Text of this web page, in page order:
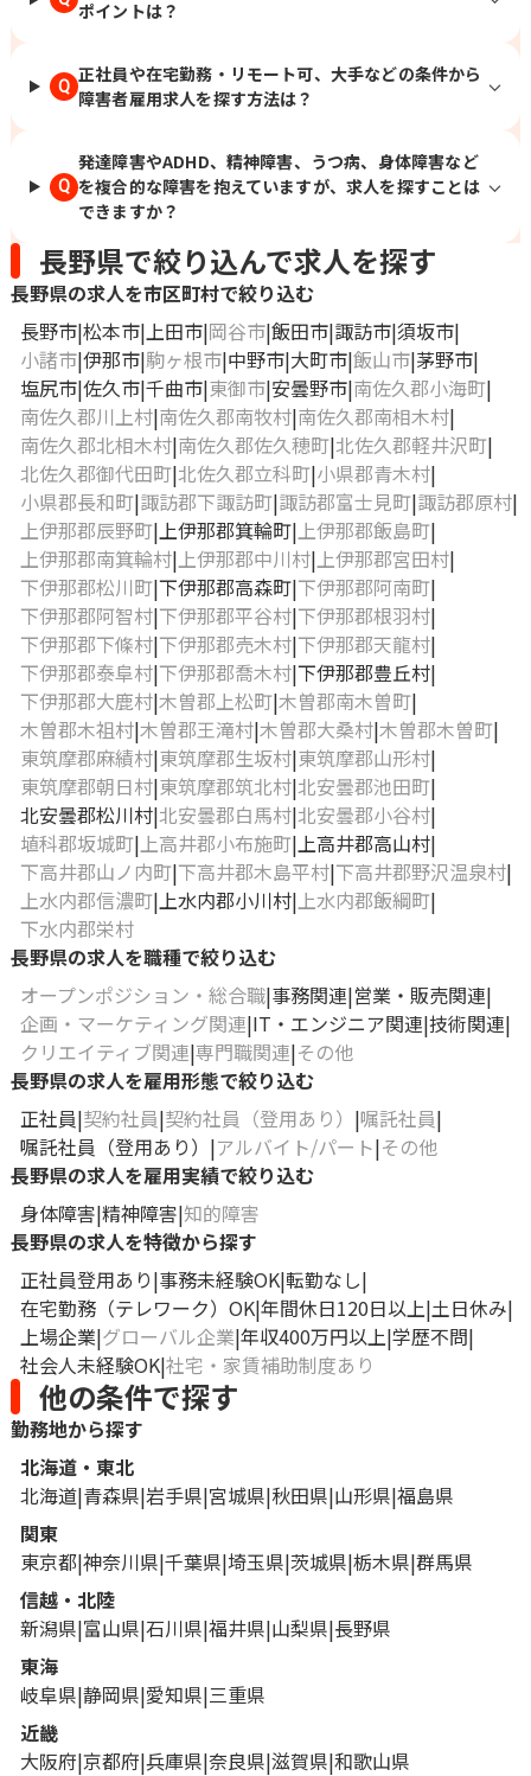
ポイントは？
Q
正社員や在宅勤務・リモート可、大手などの条件から
障害者雇用求人を探す方法は？
Q
発達障害やADHD、精神障害、うつ病、身体障害など
を複合的な障害を抱えていますが、求人を探すことは
できますか？
長野県で絞り込んで求人を探す
長野県の求人を市区町村で絞り込む
長野市 松本市 上田市 岡谷市 飯田市 諏訪市 須坂市
小諸市 伊那市 駒ヶ根市 中野市 大町市 飯山市 茅野市
塩尻市 佐久市 千曲市 東御市 安曇野市 南佐久郡小海町
南佐久郡川上村 南佐久郡南牧村 南佐久郡南相木村
南佐久郡北相木村 南佐久郡佐久穂町 北佐久郡軽井沢町
北佐久郡御代田町 北佐久郡立科町 小県郡青木村
小県郡長和町 諏訪郡下諏訪町 諏訪郡富士見町 諏訪郡原村
上伊那郡辰野町 上伊那郡箕輪町 上伊那郡飯島町
上伊那郡南箕輪村 上伊那郡中川村 上伊那郡宮田村
下伊那郡松川町 下伊那郡高森町 下伊那郡阿南町
下伊那郡阿智村 下伊那郡平谷村 下伊那郡根羽村
下伊那郡下條村 下伊那郡売木村 下伊那郡天龍村
下伊那郡泰阜村 下伊那郡喬木村 下伊那郡豊丘村
下伊那郡大鹿村 木曽郡上松町 木曽郡南木曽町
木曽郡木祖村 木曽郡王滝村 木曽郡大桑村 木曽郡木曽町
東筑摩郡麻績村 東筑摩郡生坂村 東筑摩郡山形村
東筑摩郡朝日村 東筑摩郡筑北村 北安曇郡池田町
北安曇郡松川村 北安曇郡白馬村 北安曇郡小谷村
埴科郡坂城町 上高井郡小布施町 上高井郡高山村
下高井郡山ノ内町 下高井郡木島平村 下高井郡野沢温泉村
上水内郡信濃町 上水内郡小川村 上水内郡飯綱町
下水内郡栄村
長野県の求人を職種で絞り込む
オープンポジション・総合職 事務関連 営業・販売関連
企画・マーケティング関連 IT・エンジニア関連 技術関連
クリエイティブ関連 専門職関連 その他
長野県の求人を雇用形態で絞り込む
正社員 契約社員 契約社員（登用あり）
嘱託社員
嘱託社員（登用あり）
アルバイト/パート その他
長野県の求人を雇用実績で絞り込む
身体障害 精神障害 知的障害
長野県の求人を特徴から探す
正社員登用あり 事務未経験OK 転勤なし
在宅勤務（テレワーク）OK 年間休日120日以上 土日休み
上場企業 グローバル企業 年収400万円以上 学歴不問
社会人未経験OK 社宅・家賃補助制度あり
他の条件で探す
勤務地から探す
北海道・東北
北海道 青森県 岩手県 宮城県 秋田県 山形県 福島県
関東
東京都 神奈川県 千葉県 埼玉県 茨城県 栃木県 群馬県
信越・北陸
新潟県 富山県 石川県 福井県 山梨県 長野県
東海
岐阜県 静岡県 愛知県 三重県
近畿
大阪府 京都府 兵庫県 奈良県 滋賀県 和歌山県